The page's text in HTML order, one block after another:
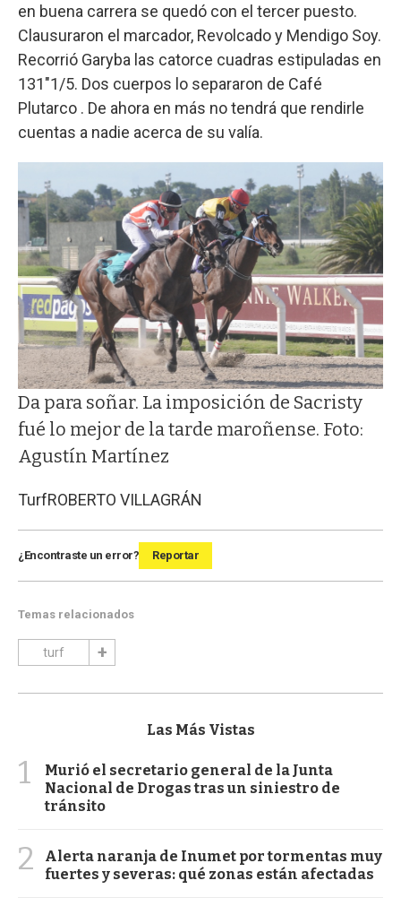
en buena carrera se quedó con el tercer puesto.
Clausuraron el marcador, Revolcado y Mendigo Soy.
Recorrió Garyba las catorce cuadras estipuladas en
131"1/5. Dos cuerpos lo separaron de Café
Plutarco . De ahora en más no tendrá que rendirle
cuentas a nadie acerca de su valía.
Da para soñar. La imposición de Sacristy
fué lo mejor de la tarde maroñense. Foto:
Agustín Martínez
TurfROBERTO VILLAGRÁN
¿Encontraste un error? Reportar
Temas relacionados
turf
Las Más Vistas
1
Murió el secretario general de la Junta
Nacional de Drogas tras un siniestro de
tránsito
2
Alerta naranja de Inumet por tormentas muy
fuertes y severas: qué zonas están afectadas